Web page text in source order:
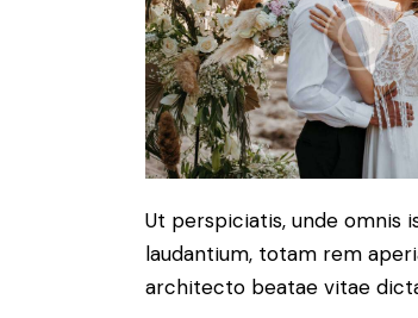
Ut perspiciatis, unde omnis
laudantium, totam rem
architecto beatae vitae